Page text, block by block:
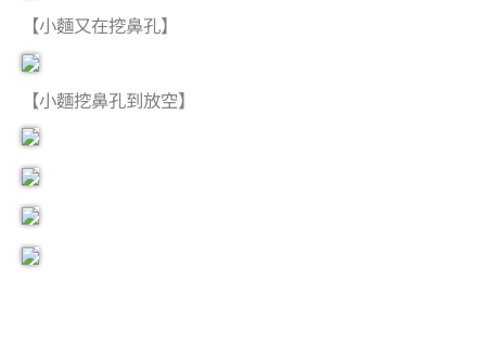
【小麵又在挖鼻孔】
【小麵挖鼻孔到放空】